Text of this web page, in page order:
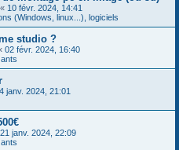
« 10 févr. 2024, 14:41
(Windows, linux...), logiciels
studio ?
02 févr. 2024, 16:40
janv. 2024, 21:01
21 janv. 2024, 22:09